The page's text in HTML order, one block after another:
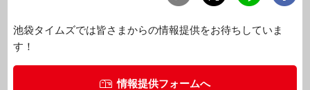
池袋タイムズでは皆さまからの情報提供をお待ちしていま
す！
情報提供フォームへ